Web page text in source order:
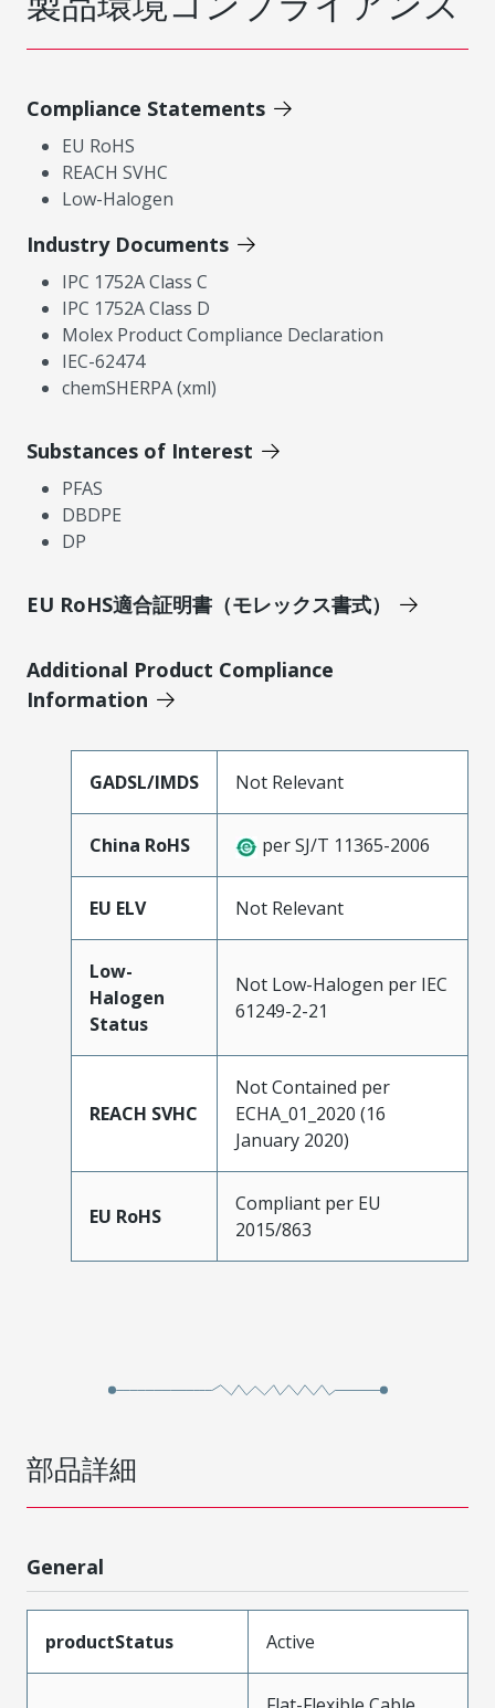
Compliance Statements
EU RoHS
REACH SVHC
Low-Halogen
Industry Documents
IPC 1752A Class C
IPC 1752A Class D
Molex Product Compliance Declaration
IEC-62474
chemSHERPA (xml)
Substances of Interest
PFAS
DBDPE
DP
EU RoHS適合証明書（モレックス書式）
Additional Product Compliance
Information
GADSL/IMDS Not Relevant
China RoHS per SJ/T 11365-2006
EU ELV Not Relevant
Low-
Halogen
Status
Not Low-Halogen per IEC
61249-2-21
REACH SVHC
Not Contained per
ECHA_01_2020 (16
January 2020)
EU RoHS
Compliant per EU
2015/863
部品詳細
General
productStatus Active